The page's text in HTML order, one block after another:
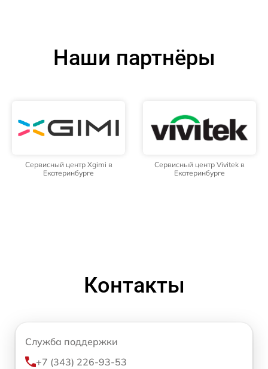
Наши партнёры
Сервисный центр Xgimi в
Екатеринбурге
Сервисный центр Vivitek в
Екатеринбурге
Контакты
Служба поддержки
+7 (343) 226-93-53